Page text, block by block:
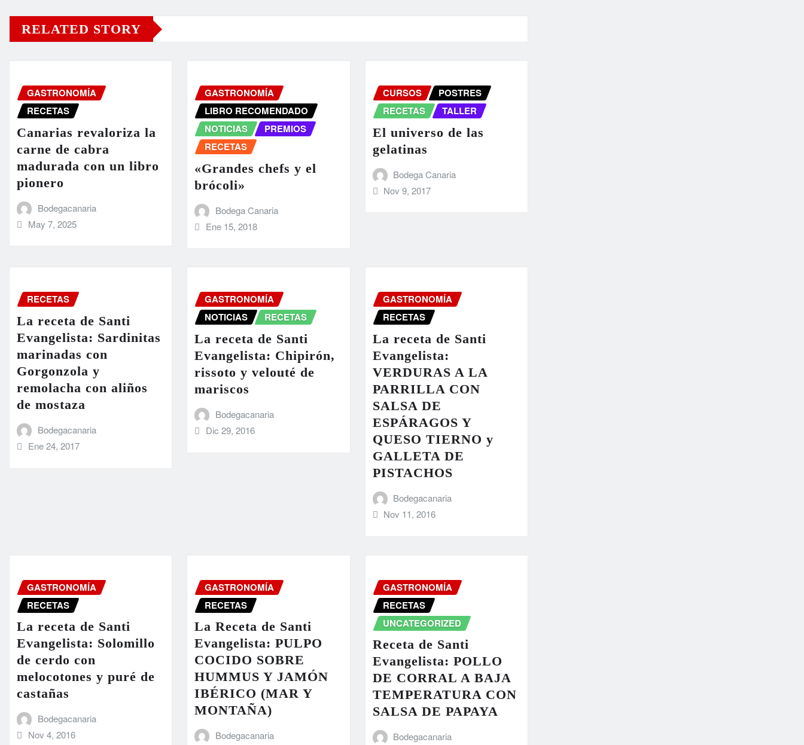
RELATED STORY
GASTRONOMÍA
RECETAS
Canarias revaloriza la
carne de cabra
madurada con un libro
pionero
Bodegacanaria
May 7, 2025
GASTRONOMÍA
LIBRO RECOMENDADO
NOTICIAS
PREMIOS
RECETAS
«Grandes chefs y el
brócoli»
Bodega Canaria
Ene 15, 2018
CURSOS
POSTRES
RECETAS
TALLER
El universo de las
gelatinas
Bodega Canaria
Nov 9, 2017
RECETAS
La receta de Santi
Evangelista: Sardinitas
marinadas con
Gorgonzola y
remolacha con aliños
de mostaza
Bodegacanaria
Ene 24, 2017
GASTRONOMÍA
NOTICIAS
RECETAS
La receta de Santi
Evangelista: Chipirón,
rissoto y velouté de
mariscos
Bodegacanaria
Dic 29, 2016
GASTRONOMÍA
RECETAS
La receta de Santi
Evangelista:
VERDURAS A LA
PARRILLA CON
SALSA DE
ESPÁRAGOS Y
QUESO TIERNO y
GALLETA DE
PISTACHOS
Bodegacanaria
Nov 11, 2016
GASTRONOMÍA
RECETAS
La receta de Santi
Evangelista: Solomillo
de cerdo con
melocotones y puré de
castañas
Bodegacanaria
Nov 4, 2016
GASTRONOMÍA
RECETAS
La Receta de Santi
Evangelista: PULPO
COCIDO SOBRE
HUMMUS Y JAMÓN
IBÉRICO (MAR Y
MONTAÑA)
Bodegacanaria
GASTRONOMÍA
RECETAS
UNCATEGORIZED
Receta de Santi
Evangelista: POLLO
DE CORRAL A BAJA
TEMPERATURA CON
SALSA DE PAPAYA
Bodegacanaria